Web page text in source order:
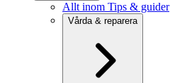
Allt inom Tips & guider
Vårda & reparera